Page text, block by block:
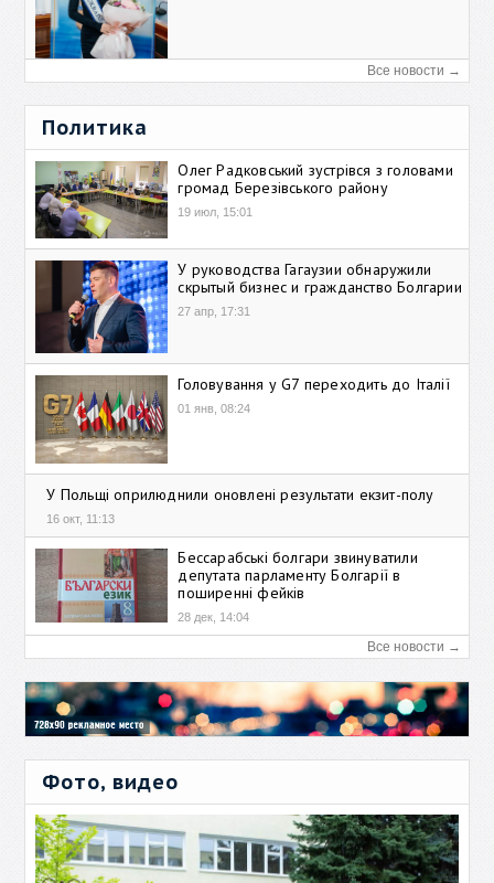
Все новости →
Политика
Олег Радковський зустрівся з головами
громад Березівського району
19 июл, 15:01
У руководства Гагаузии обнаружили
скрытый бизнес и гражданство Болгарии
27 апр, 17:31
Головування у G7 переходить до Італії
01 янв, 08:24
У Польщі оприлюднили оновлені результати екзит-полу
16 окт, 11:13
Бессарабські болгари звинуватили
депутата парламенту Болгарії в
поширенні фейків
28 дек, 14:04
Все новости →
Фото, видео